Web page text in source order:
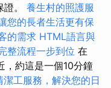
。 養生村的照護服
您的長者生活更有保
的需求 HTML語言與
整流程一步到位 在
，約這是一個10分鐘
潔工服務，解決您的日